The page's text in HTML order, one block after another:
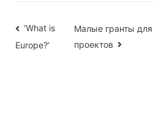
Навігацыя
па
‘What is
Europe?’
Малые гранты
проектов